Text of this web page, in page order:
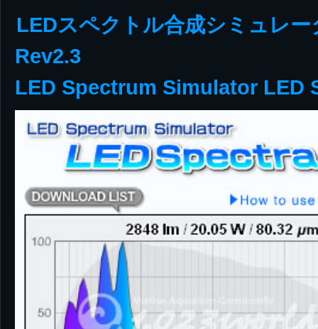
LEDスペクトル合成シミュレ
Rev2.3
LED Spectrum Simulator LED